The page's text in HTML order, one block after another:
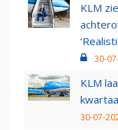
KLM
30-
KLM
30-07-